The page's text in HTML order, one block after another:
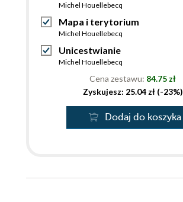
Michel Houellebecq
Mapa i terytorium
Michel Houellebecq
Unicestwianie
Michel Houellebecq
Cena zestawu: 84.75 zł
Zyskujesz: 25.04 zł (-23%)
Dodaj do koszyka